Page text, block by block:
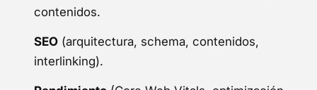
contenidos.
SEO (arquitectura, schema, contenidos,
interlinking).